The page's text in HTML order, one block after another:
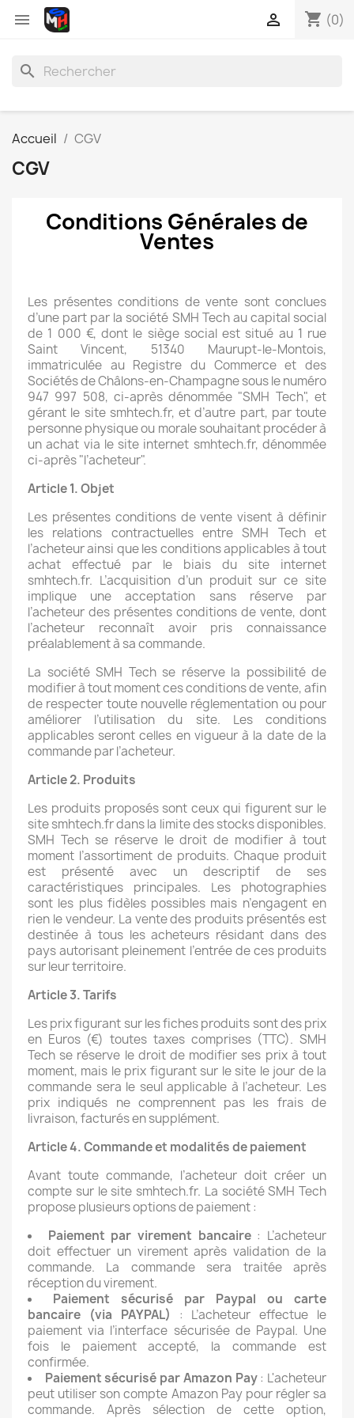
 shopping_cart (0)

search
Accueil CGV
CGV
Conditions Générales de
Ventes
Les présentes conditions de vente sont conclues
d’une part par la société SMH Tech au capital social
de 1 000 €, dont le siège social est situé au 1 rue
Saint Vincent, 51340 Maurupt-le-Montois,
immatriculée au Registre du Commerce et des
Sociétés de Châlons-en-Champagne sous le numéro
947 997 508, ci-après dénommée "SMH Tech", et
gérant le site smhtech.fr, et d’autre part, par toute
personne physique ou morale souhaitant procéder à
un achat via le site internet smhtech.fr, dénommée
ci-après "l’acheteur".
Article 1. Objet
Les présentes conditions de vente visent à définir
les relations contractuelles entre SMH Tech et
l’acheteur ainsi que les conditions applicables à tout
achat effectué par le biais du site internet
smhtech.fr. L’acquisition d’un produit sur ce site
implique une acceptation sans réserve par
l’acheteur des présentes conditions de vente, dont
l’acheteur reconnaît avoir pris connaissance
préalablement à sa commande.
La société SMH Tech se réserve la possibilité de
modifier à tout moment ces conditions de vente, afin
de respecter toute nouvelle réglementation ou pour
améliorer l’utilisation du site. Les conditions
applicables seront celles en vigueur à la date de la
commande par l’acheteur.
Article 2. Produits
Les produits proposés sont ceux qui figurent sur le
site smhtech.fr dans la limite des stocks disponibles.
SMH Tech se réserve le droit de modifier à tout
moment l’assortiment de produits. Chaque produit
est présenté avec un descriptif de ses
caractéristiques principales. Les photographies
sont les plus fidèles possibles mais n’engagent en
rien le vendeur. La vente des produits présentés est
destinée à tous les acheteurs résidant dans des
pays autorisant pleinement l’entrée de ces produits
sur leur territoire.
Article 3. Tarifs
Les prix figurant sur les fiches produits sont des prix
en Euros (€) toutes taxes comprises (TTC). SMH
Tech se réserve le droit de modifier ses prix à tout
moment, mais le prix figurant sur le site le jour de la
commande sera le seul applicable à l’acheteur. Les
prix indiqués ne comprennent pas les frais de
livraison, facturés en supplément.
Article 4. Commande et modalités de paiement
Avant toute commande, l’acheteur doit créer un
compte sur le site smhtech.fr. La société SMH Tech
propose plusieurs options de paiement :
Paiement par virement bancaire: L’acheteur
doit effectuer un virement après validation de la
commande. La commande sera traitée après
réception du virement.
Paiement sécurisé par Paypal ou carte
bancaire (via PAYPAL) : L’acheteur effectue le
paiement via l’interface sécurisée de Paypal. Une
fois le paiement accepté, la commande est
confirmée.
Paiement sécurisé par Amazon Pay: L'acheteur
peut utiliser son compte Amazon Pay pour régler sa
commande. Après sélection de cette option,